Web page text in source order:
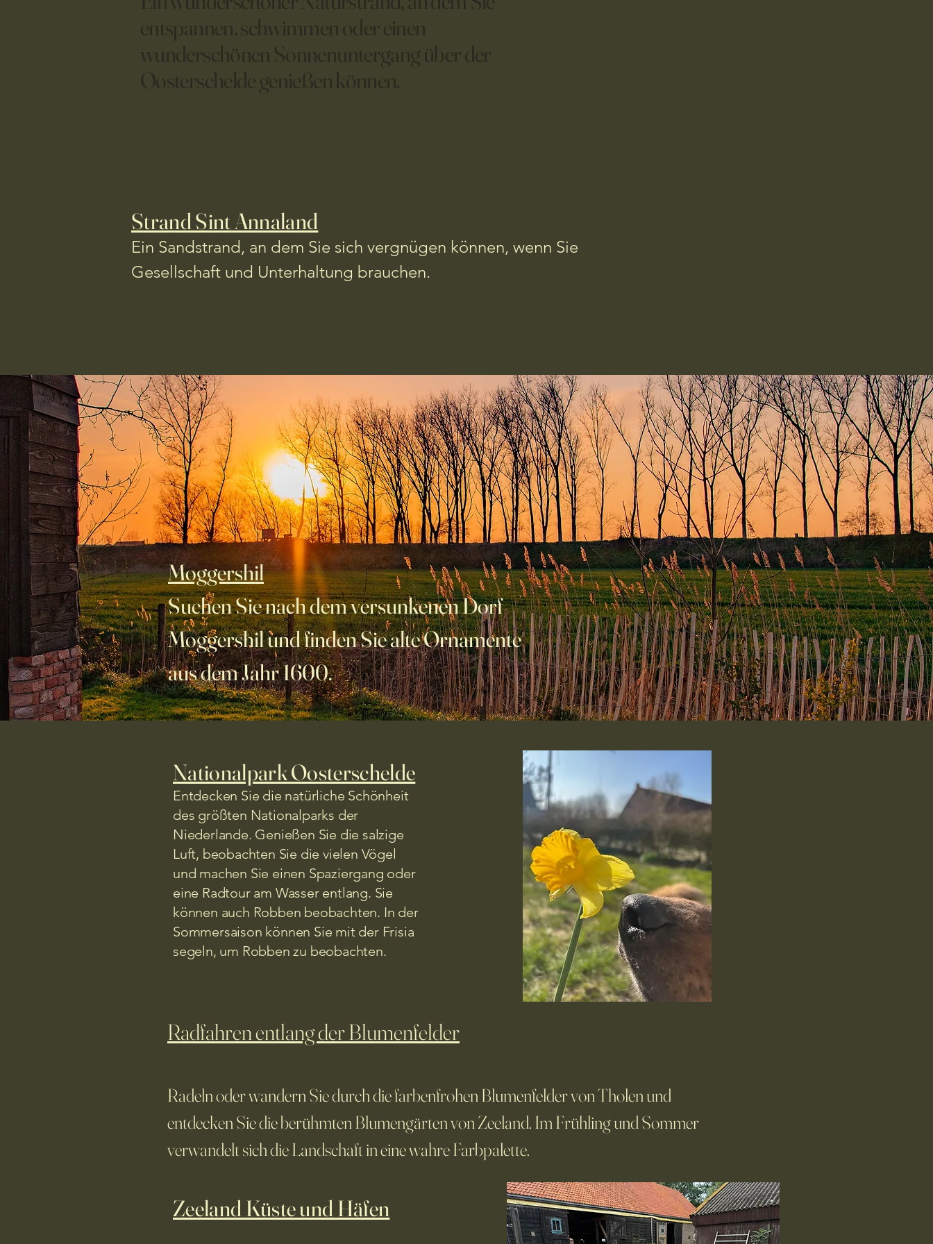
entspannen, schwimmen oder einen
wunderschönen Sonnenuntergang über der
Oosterschelde genießen können.
Strand Sint Annaland
Ein Sandstrand, an dem Sie sich vergnügen können, wenn Sie
Gesellschaft und Unterhaltung brauchen.
Moggershil
Suchen Sie nach dem versunkenen Dorf
Moggershil und finden Sie alte Ornamente
aus dem Jahr 1600.
Nationalpark Oosterschelde
Entdecken Sie die natürliche Schönheit
des größten Nationalparks der
Niederlande. Genießen Sie die salzige
Luft, beobachten Sie die vielen Vögel
und machen Sie einen Spaziergang oder
eine Radtour am Wasser entlang. Sie
können auch Robben beobachten. In der
Sommersaison können Sie mit der Frisia
segeln, um Robben zu beobachten.
Radfahren entlang der Blumenfelder
Radeln oder wandern Sie durch die farbenfrohen Blumenfelder von Tholen und
entdecken Sie die berühmten Blumengärten von Zeeland. Im Frühling und Sommer
verwandelt sich die Landschaft in eine wahre Farbpalette.
Zeeland Küste und Häfen